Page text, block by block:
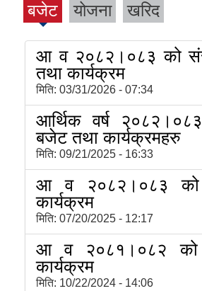
बजेट योजना खरिद
आ व २०८२।०८३ को
तथा कार्यक्रम
मिति: 03/31/2026 - 07:34
आर्थिक वर्ष २०८२।०८३
बजेट तथा कार्यक्रमहरु
मिति: 09/21/2025 - 16:33
आ व २०८२।०८३ को
कार्यक्रम
मिति: 07/20/2025 - 12:17
आ व २०८१।०८२
कार्यक्रम
मिति: 10/22/2024 - 14:06